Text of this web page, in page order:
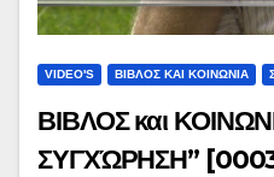
VIDEO'S ΒΙΒΛΟΣ ΚΑΙ ΚΟΙΝΩΝΙΑ
ΒΙΒΛΟΣ και
ΣΥΓΧΏΡΗΣΗ”